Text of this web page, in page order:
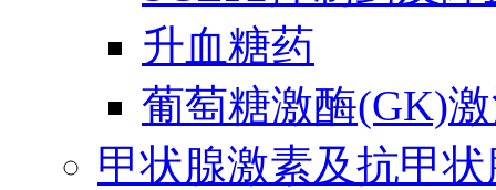
升血糖药
葡萄糖激酶(GK)
甲状腺激素及抗甲